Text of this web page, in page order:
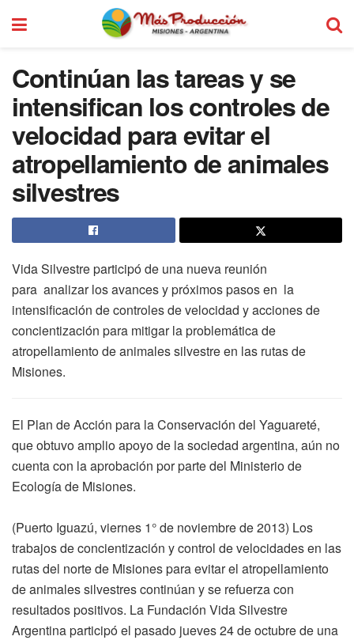
Continúan las tareas y se
intensifican los controles de
velocidad para evitar el
atropellamiento de animales
silvestres
Vida Silvestre participó de una nueva reunión
para analizar los avances y próximos pasos en la
intensificación de controles de velocidad y acciones de
concientización para mitigar la problemática de
atropellamiento de animales silvestre en las rutas de
Misiones.
El Plan de Acción para la Conservación del Yaguareté,
que obtuvo amplio apoyo de la sociedad argentina, aún no
cuenta con la aprobación por parte del Ministerio de
Ecología de Misiones.
(Puerto Iguazú, viernes 1° de noviembre de 2013) Los
trabajos de concientización y control de velocidades en las
rutas del norte de Misiones para evitar el atropellamiento
de animales silvestres continúan y se refuerza con
resultados positivos. La Fundación Vida Silvestre
Argentina participó el pasado jueves 24 de octubre de una